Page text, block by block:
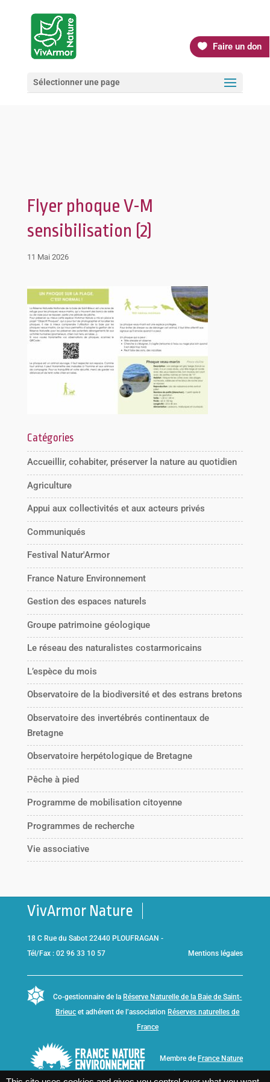
Faire un don
Sélectionner une page
Flyer phoque V-M
sensibilisation (2)
11 Mai 2026
Catégories
Accueillir, cohabiter, préserver la nature au quotidien
Agriculture
Appui aux collectivités et aux acteurs privés
Communiqués
Festival Natur'Armor
France Nature Environnement
Gestion des espaces naturels
Groupe patrimoine géologique
Le réseau des naturalistes costarmoricains
L’espèce du mois
Observatoire de la biodiversité et des estrans bretons
Observatoire des invertébrés continentaux de
Bretagne
Observatoire herpétologique de Bretagne
Pêche à pied
Programme de mobilisation citoyenne
Programmes de recherche
Vie associative
VivArmor Nature
18 C Rue du Sabot 22440 PLOUFRAGAN -
Tél/Fax : 02 96 33 10 57
Mentions légales
Co-gestionnaire de la Réserve Naturelle de la Baie de Saint-
Brieuc et adhérent de l’association Réserves naturelles de
France
Membre de France Nature